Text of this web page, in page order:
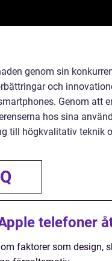
genom sin
och
Genom att
hos sina
till högkvalitativ teknik
telefoner
faktorer som design,